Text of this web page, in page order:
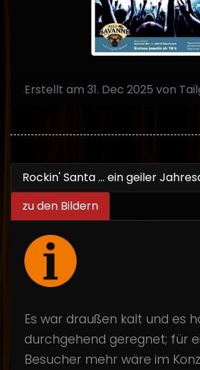
Erstellt am 31. Dec 2025 von
Rockin' Santa ... ein geiler
zu den Bildern
Es war draußen kalt und es
durchgehend geregnet; für
Besucher mehr wäre im